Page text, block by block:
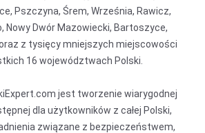
Pszczyna, Śrem, Września, Rawicz,
Nowy Dwór Mazowiecki, Bartoszyce,
z tysięcy mniejszych miejscowości
16 województwach Polski.
jest tworzenie wiarygodnej
dla użytkowników z całej Polski,
związane z bezpieczeństwem,